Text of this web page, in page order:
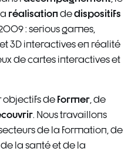
réalisation dedispositifs
: serious games,
3D interactives en réalité
de cartes interactives et
objectifs de former , de
. Nous travaillons
de la formation, de
la santé et de la